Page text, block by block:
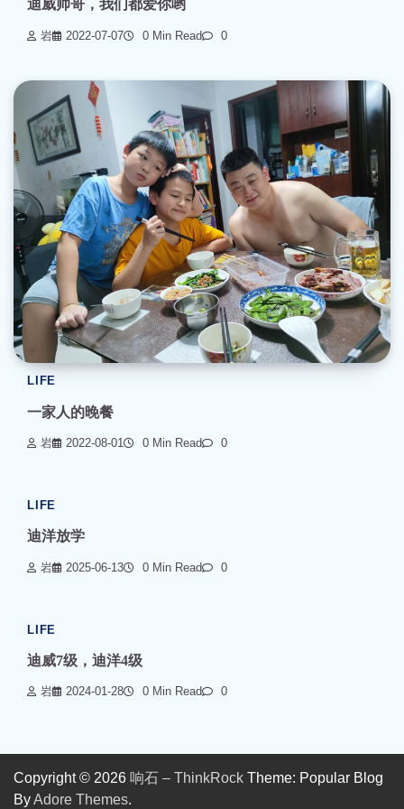
迪威帅哥，我们都爱你哟
岩 2022-07-07 0 Min Read 0
LIFE
一家人的晚餐
岩 2022-08-01 0 Min Read 0
LIFE
迪洋放学
岩 2025-06-13 0 Min Read 0
LIFE
迪威7级，迪洋4级
岩 2024-01-28 0 Min Read 0
Copyright © 2026 响石 – ThinkRock Theme: Popular Blog
ByAdore Themes.